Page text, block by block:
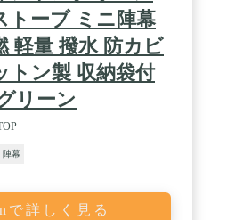
ら或いは不良が発生したら、
い。ご連絡の方法：アカウン
ウントサービス」→「注文履
問する」から、お気軽にお
トーブ ミニ陣幕
軽量 撥水 防カビ
トン製 収納袋付
リーン
陣幕
で詳しく見る